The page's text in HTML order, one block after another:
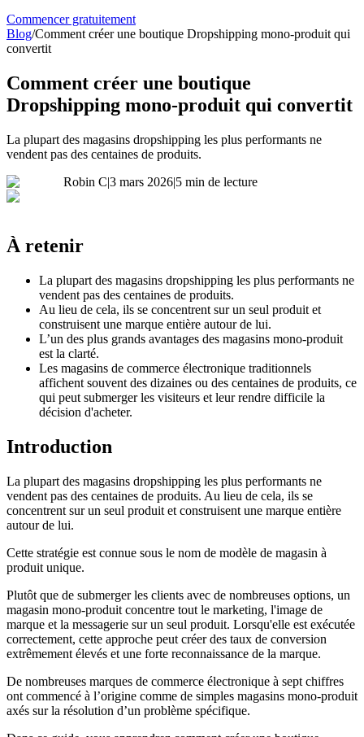
Commencer gratuitement
Blog/Comment créer une boutique Dropshipping mono-produit qui
convertit
Comment créer une boutique
Dropshipping mono-produit qui convertit
La plupart des magasins dropshipping les plus performants ne
vendent pas des centaines de produits.
Robin C|3 mars 2026|5 min de lecture
À retenir
La plupart des magasins dropshipping les plus performants ne
vendent pas des centaines de produits.
Au lieu de cela, ils se concentrent sur un seul produit et
construisent une marque entière autour de lui.
L’un des plus grands avantages des magasins mono-produit
est la clarté.
Les magasins de commerce électronique traditionnels
affichent souvent des dizaines ou des centaines de produits, ce
qui peut submerger les visiteurs et leur rendre difficile la
décision d'acheter.
Introduction
La plupart des magasins dropshipping les plus performants ne
vendent pas des centaines de produits. Au lieu de cela, ils se
concentrent sur un seul produit et construisent une marque entière
autour de lui.
Cette stratégie est connue sous le nom de modèle de magasin à
produit unique.
Plutôt que de submerger les clients avec de nombreuses options, un
magasin mono-produit concentre tout le marketing, l'image de
marque et la messagerie sur un seul produit. Lorsqu'elle est exécutée
correctement, cette approche peut créer des taux de conversion
extrêmement élevés et une forte reconnaissance de la marque.
De nombreuses marques de commerce électronique à sept chiffres
ont commencé à l’origine comme de simples magasins mono-produit
axés sur la résolution d’un problème spécifique.